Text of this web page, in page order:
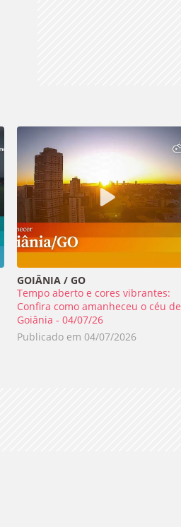
GOIÂNIA / GO
Tempo aberto e cores vibrantes:
Confira como amanheceu o céu de
Goiânia - 04/07/26
Publicado em 04/07/2026